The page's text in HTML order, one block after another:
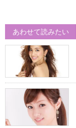
あわせて読みたい